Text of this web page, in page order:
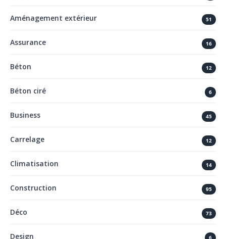
Aménagement extérieur 51
Assurance 16
Béton 12
Béton ciré 6
Business 45
Carrelage 12
Climatisation 14
Construction 95
Déco 73
Design